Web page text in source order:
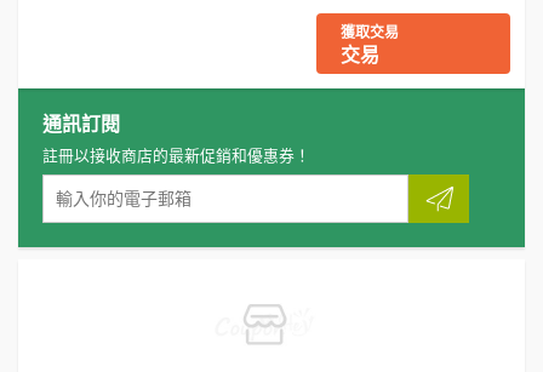
獲取交易
交易
通訊訂閱
註冊以接收商店的最新促銷和優惠券！